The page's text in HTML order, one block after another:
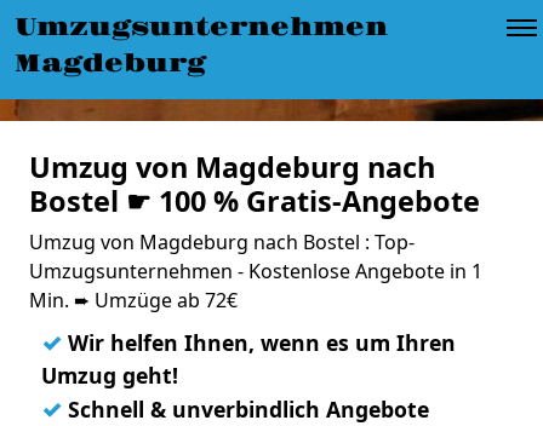
Umzugsunternehmen
Magdeburg
Umzug von Magdeburg nach
Bostel ☛ 100 % Gratis-Angebote
Umzug von Magdeburg nach Bostel : Top-
Umzugsunternehmen - Kostenlose Angebote in 1
Min. ➨ Umzüge ab 72€
✓ Wir helfen Ihnen, wenn es um Ihren
Umzug geht!
✓ Schnell & unverbindlich Angebote